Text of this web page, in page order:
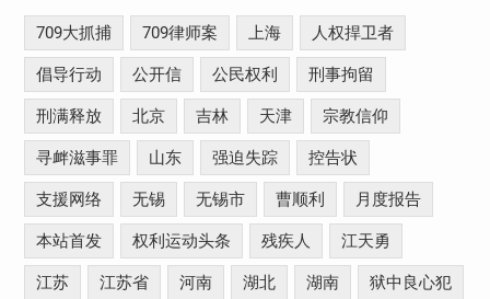
709大抓捕 709律师案 上海 人权捍卫者
倡导行动 公开信 公民权利 刑事拘留
刑满释放 北京 吉林 天津 宗教信仰
寻衅滋事罪 山东 强迫失踪 控告状
支援网络 无锡 无锡市 曹顺利 月度报告
本站首发 权利运动头条 残疾人 江天勇
江苏 江苏省 河南 湖北 湖南 狱中良心犯